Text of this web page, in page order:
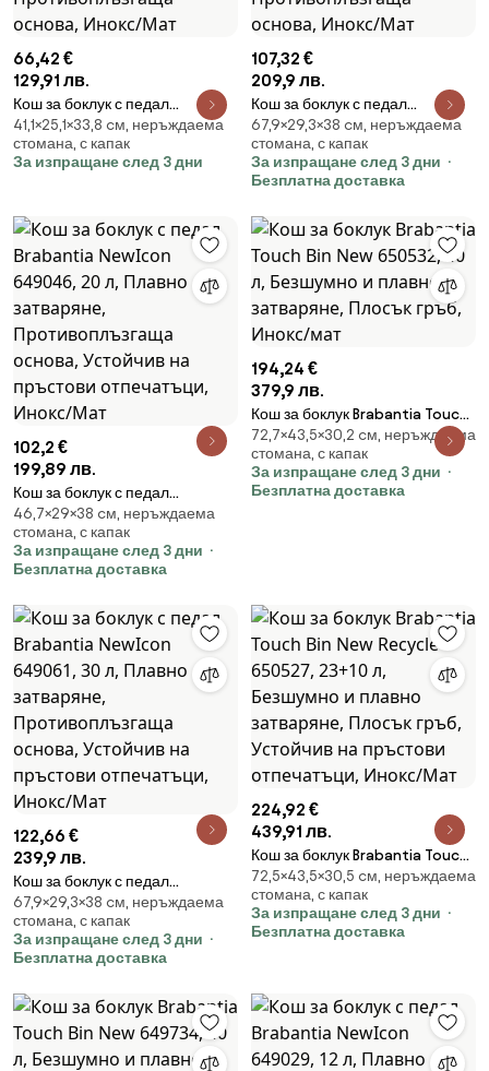
66,42 €
129,91 лв.
Кош за боклук с педал
Brabantia NewIcon 649026, 12
л, Плавно затваряне,
Противоплъзгаща основа,
41,1×25,1×33,8 cм, неръждаема
стомана, с капак
За изпращане след 3 дни
107,32 €
209,9 лв.
Кош за боклук с педал
Brabantia NewIcon 649056, 30
л, Плавно затваряне,
Противоплъзгаща основа,
67,9×29,3×38 cм, неръждаема
стомана, с капак
За изпращане след 3 дни
Безплатна доставка
102,2 €
199,89 лв.
Кош за боклук с педал
Brabantia NewIcon 649046, 20
л, Плавно затваряне,
Противоплъзгаща основа,
Устойчив на пръстови
отпечатъци, Инокс/Мат
46,7×29×38 cм, неръждаема
стомана, с капак
За изпращане след 3 дни
Безплатна доставка
194,24 €
379,9 лв.
Кош за боклук Brabantia Touch
Bin New 650532, 40 л,
Безшумно и плавно затваряне,
Плосък гръб, Инокс/мат
72,7×43,5×30,2 cм, неръждаема
стомана, с капак
За изпращане след 3 дни
Безплатна доставка
122,66 €
239,9 лв.
Кош за боклук с педал
Brabantia NewIcon 649061, 30
л, Плавно затваряне,
Противоплъзгаща основа,
Устойчив на пръстови
отпечатъци, Инокс/Мат
67,9×29,3×38 cм, неръждаема
стомана, с капак
За изпращане след 3 дни
Безплатна доставка
224,92 €
439,91 лв.
Кош за боклук Brabantia Touch
Bin New Recycle 650527, 23+10
л, Безшумно и плавно
затваряне, Плосък гръб,
Устойчив на пръстови
72,5×43,5×30,5 cм, неръждаема
стомана, с капак
За изпращане след 3 дни
Безплатна доставка